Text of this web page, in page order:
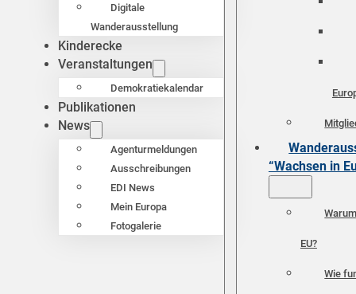
Digitale
Wanderausstellung
Kinderecke
Veranstaltungen
Demokratiekalendar
Publikationen
News
Agenturmeldungen
Ausschreibungen
EDI News
Mein Europa
Fotogalerie
“Wachsen in
EU?
Wie